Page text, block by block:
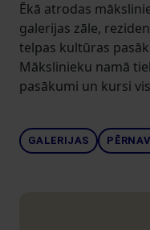
Ēkā atrodas
galerijas zāle,
telpas kultūras
Mākslinieku namā
pasākumi un kursi
GALERIJAS